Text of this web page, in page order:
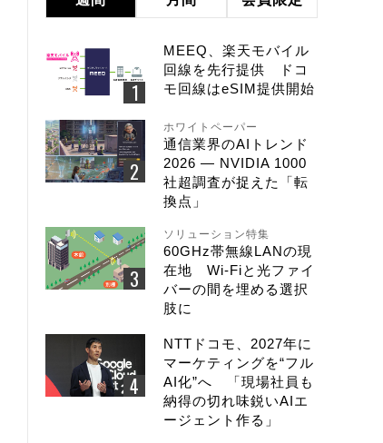
MEEQ、楽天モバイル
回線を先行提供 ドコ
モ回線はeSIM提供開始
ホワイトペーパー
通信業界のAIトレンド
2026 ― NVIDIA 1000
社超調査が捉えた「転
換点」
ソリューション特集
60GHz帯無線LANの現
在地 Wi-Fiと光ファイ
バーの間を埋める選択
肢に
NTTドコモ、2027年に
マーケティングを“フル
AI化”へ 「現場社員も
納得の切れ味鋭いAIエ
ージェント作る」